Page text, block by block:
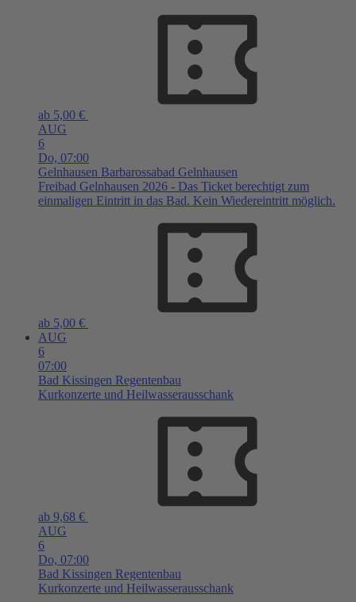
ab 5,00 €
AUG
6
Do, 07:00
Gelnhausen Barbarossabad Gelnhausen
Freibad Gelnhausen 2026 - Das Ticket berechtigt zum
einmaligen Eintritt in das Bad. Kein Wiedereintritt möglich.
ab 5,00 €
AUG
6
07:00
Bad Kissingen Regentenbau
Kurkonzerte und Heilwasserausschank
ab 9,68 €
AUG
6
Do, 07:00
Bad Kissingen Regentenbau
Kurkonzerte und Heilwasserausschank